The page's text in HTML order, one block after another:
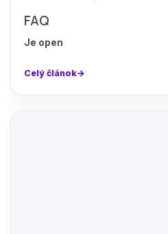
FAQ
Je open
Celý článok